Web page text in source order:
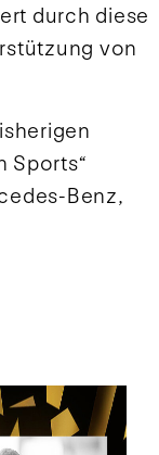
durch diese
von
Sports“
Benz,